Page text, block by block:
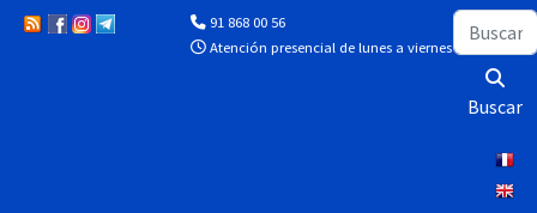
91 868 00 56
Atención presencial de lunes a viernes de 10:00 a
Buscar
Buscar